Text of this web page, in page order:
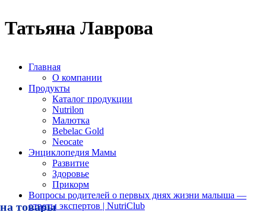
Татьяна Лаврова
Главная
О компании
Продукты
Каталог продукции
Nutrilon
Малютка
Bebelac Gold
Neocate
Энциклопедия Мамы
Развитие
Здоровье
Прикорм
Вопросы родителей о первых днях жизни малыша —
ответы экспертов | NutriClub
на товары
Условия акции «Скидка 10% при покупке товара из подборки по промокоду 10NUTRICLUB»
Сроки проведения акции «с 10:00:00 2.07.2026 по 23:59:59 30.09.2026 (время московское)».